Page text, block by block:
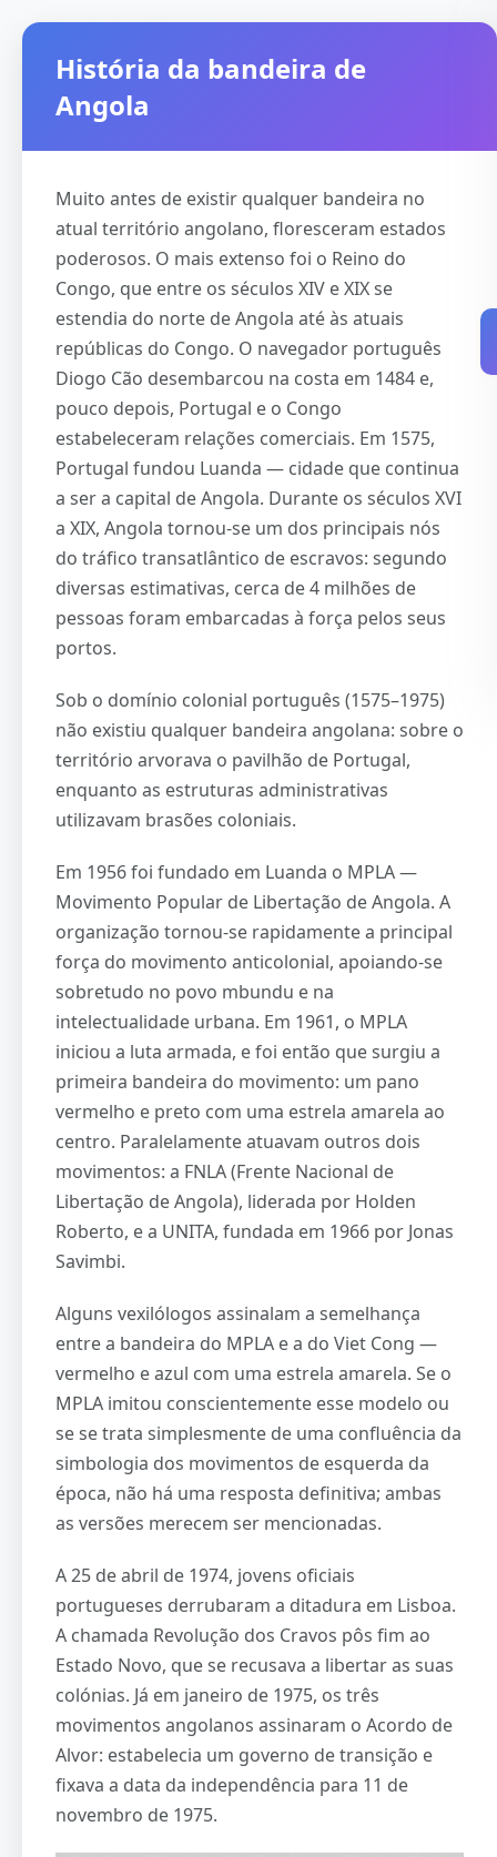
História da bandeira de
Angola
Muito antes de existir qualquer bandeira no
atual território angolano, floresceram estados
poderosos. O mais extenso foi o Reino do
Congo, que entre os séculos XIV e XIX se
estendia do norte de Angola até às atuais
repúblicas do Congo. O navegador português
Diogo Cão desembarcou na costa em 1484 e,
pouco depois, Portugal e o Congo
estabeleceram relações comerciais. Em 1575,
Portugal fundou Luanda — cidade que continua
a ser a capital de Angola. Durante os séculos XVI
a XIX, Angola tornou-se um dos principais nós
do tráfico transatlântico de escravos: segundo
diversas estimativas, cerca de 4 milhões de
pessoas foram embarcadas à força pelos seus
portos.
Sob o domínio colonial português (1575–1975)
não existiu qualquer bandeira angolana: sobre o
território arvorava o pavilhão de Portugal,
enquanto as estruturas administrativas
utilizavam brasões coloniais.
Em 1956 foi fundado em Luanda o MPLA —
Movimento Popular de Libertação de Angola. A
organização tornou-se rapidamente a principal
força do movimento anticolonial, apoiando-se
sobretudo no povo mbundu e na
intelectualidade urbana. Em 1961, o MPLA
iniciou a luta armada, e foi então que surgiu a
primeira bandeira do movimento: um pano
vermelho e preto com uma estrela amarela ao
centro. Paralelamente atuavam outros dois
movimentos: a FNLA (Frente Nacional de
Libertação de Angola), liderada por Holden
Roberto, e a UNITA, fundada em 1966 por Jonas
Savimbi.
Alguns vexilólogos assinalam a semelhança
entre a bandeira do MPLA e a do Viet Cong —
vermelho e azul com uma estrela amarela. Se o
MPLA imitou conscientemente esse modelo ou
se se trata simplesmente de uma confluência da
simbologia dos movimentos de esquerda da
época, não há uma resposta definitiva; ambas
as versões merecem ser mencionadas.
A 25 de abril de 1974, jovens oficiais
portugueses derrubaram a ditadura em Lisboa.
A chamada Revolução dos Cravos pôs fim ao
Estado Novo, que se recusava a libertar as suas
colónias. Já em janeiro de 1975, os três
movimentos angolanos assinaram o Acordo de
Alvor: estabelecia um governo de transição e
fixava a data da independência para 11 de
novembro de 1975.